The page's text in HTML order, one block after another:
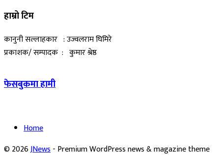
हाम्रो टिम
कानुनी सल्लाहकार : उज्वलराम घिमिरे
प्रकाशक/ सम्पादक : कुमार श्रेष्ठ
फेसबुकमा हामी
Home
© 2026JNews- Premium WordPress news & magazine theme